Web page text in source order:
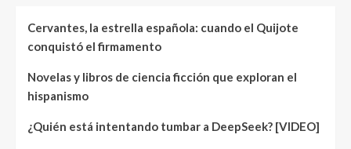
Cervantes, la estrella española: cuando el Quijote
conquistó el firmamento
Novelas y libros de ciencia ficción que exploran el
hispanismo
¿Quién está intentando tumbar a DeepSeek? [VIDEO]